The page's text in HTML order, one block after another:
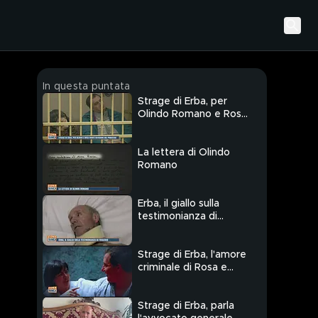
In questa puntata
Strage di Erba, per
Olindo Romano e Rosa
La lettera di Olindo
Romano
Erba, il giallo sulla
testimonianza di
Strage di Erba, l'amore
criminale di Rosa e
Strage di Erba, parla